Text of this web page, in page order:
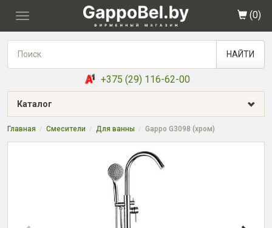
Toggle
(0)
НАЙТИ
+375 (29) 116-62-00
Каталог
Главная Смесители Для ванны Gappo G3098 (хром)